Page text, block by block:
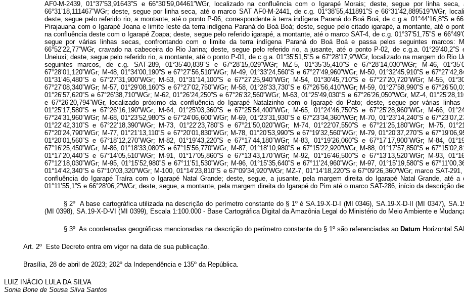
AF0-M-2439, 01°37’53,91643”S e 66°30’59,04461”WGr, localizado na confluência com o Igarapé Morais; deste, segue por linha
66°31’18,111467”WGr; deste, segue por linha seca, até o marco SAT AF0-M-2441, de c.g. 01°38’55,411891”S e 66°31’42,889519”WGr,
deste, segue pelo referido rio, a montante, até o ponto P-06, correspondente à terra indígena Paraná do Boá Boá, de c.g.a. 01°44’16,8”S e
Pirajauana com o Igarapé Joana e limite leste da terra indígena Paraná do Boá Boá; deste, segue pelo citado igarapé, a montante, até o
na confluência deste com o Igarapé Zoapa; deste, segue pelo referido igarapé, a montante, até o marco SAT-4, de c.g. 01°37’51,75”S e
segue por várias linhas secas, confrontando com o limite da terra indígena Paraná do Boá Boá e passa pelos seguintes marcos:
66°52’22,77”WGr, cravado na cabeceira do Rio Jarina; deste, segue pelo referido rio, a jusante, até o ponto P-02, de c.g.a.
Uneiuxi; deste, segue pelo referido rio, a montante, até o ponto P-01, de c.g.a. 01°35’51,5”S e 67°28’17,9”WGr, localizado na margem do
seguintes marcos, de c.g. SAT-289, 01°35’40,839”S e 67°28’15,029”WGr; MZ-5, 01°35’35,410”S e 67°28’14,030”WGr; M-46,
67°28’01,120”WGr; M-48, 01°34’00,190”S e 67°27’56,510”WGr; M-49, 01°33’24,560”S e 67°27’49,960”WGr; M-50, 01°32’45,910”S e
01°31’46,480”S e 67°27’31,900”WGr; M-53, 01°31’14,100”S e 67°27’25,940”WGr; M-54, 01°30’45,710”S e 67°27’20,720”WGr; M-55,
67°27’08,340”WGr; M-57, 01°29’08,160”S e 67°27’02,750”WGr; M-58, 01°28’33,730”S e 67°26’56,410”WGr; M-59, 01°27’58,990”S e
01°26’57,620”S e 67°26’38,710”WGr; M-62, 01°26’24,250”S e 67°26’32,560”WGr; M-63, 01°25’49,030”S e 67°26’26,050”WGr, MZ-4,
e 67°26’20,794”WGr, localizado próximo da confluência do Igarapé Natalzinho com o Igarapé do Pato; deste, segue por várias
01°25’17,580”S e 67°26’16,190”WGr; M-64, 01°25’03,360”S e 67°25’54,400”WGr; M-65, 01°24’46,750”S e 67°25’28,960”WGr; M-66,
67°24’31,960”WGr; M-68, 01°23’52,980”S e 67°24’06,600”WGr; M-69, 01°23’31,930”S e 67°23’34,360”WGr; M-70, 01°23’14,240”S e
01°22’42,310”S e 67°22’18,390”WGr; M-73, 01°22’23,780”S e 67°21’50,020”WGr; M-74, 01°22’07,550”S e 67°21’25,180”WGr; M-75,
67°20’24,790”WGr; M-77, 01°21’13,110”S e 67°20’01,830”WGr; M-78, 01°20’53,990”S e 67°19’32,560”WGr; M-79, 01°20’37,270”S e
01°20’01,560”S e 67°18’12,270”WGr; M-82, 01°19’43,220”S e 67°17’44,180”WGr; M-83, 01°19’26,060”S e 67°17’17,900”WGr; M-84,
67°16’25,450”WGr; M-86, 01°18’33,080”S e 67°15’56,770”WGr; M-87, 01°18’10,980”S e 67°15’22,920”WGr; M-88, 01°17’57,850”S e
01°17’20,440”S e 67°14’05,510”WGr; M-91, 01°17’05,860”S e 67°13’43,170”WGr; M-92, 01°16’46,500”S e 67°13’13,520”WGr; M-93,
67°12’18,030”WGr; M-95, 01°15’52,980”S e 67°11’51,530”WGr; M-96, 01°15’35,640”S e 67°11’24,960”WGr; M-97, 01°15’19,580”S e
01°14’42,340”S e 67°10’03,320”WGr; M-100, 01°14’23,810”S e 67°09’34,920”WGr; MZ-7, 01°14’18,220”S e 67°09’26,360”WGr; marco SAT-
confluência do Igarapé Traíra com o Igarapé Natal Grande; deste, segue, a jusante, pela margem direita do Igarapé Natal Grande, até
01°11’55,1”S e 66°28’06,2”WGr; deste, segue, a montante, pela margem direita do Igarapé do Pim até o marco SAT-286, início da descrição
§ 2º A base cartográfica utilizada na descrição do perímetro constante do § 1º é SA.19-X-D-I (MI 0346), SA.19-X-D-II (MI 0347),
(MI 0398), SA.19-X-D-VI (MI 0399), Escala 1:100.000 - Base Cartográfica Digital da Amazônia Legal do Ministério do Meio Ambiente e
§ 3º As coordenadas geográficas mencionadas na descrição do perímetro constante do § 1º são referenciadas ao Datum Horizontal
Art. 2º Este Decreto entra em vigor na data de sua publicação.
Brasília, 28 de abril de 2023; 202º da Independência e 135º da República.
LUIZ INÁCIO LULA DA SILVA
Sonia Bone de Sousa Silva Santos